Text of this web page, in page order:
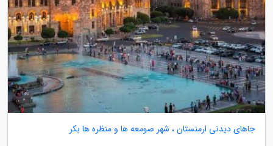
جاهای دیدنی ارمنستان ، شهر صومعه ها و منظره ها بکر